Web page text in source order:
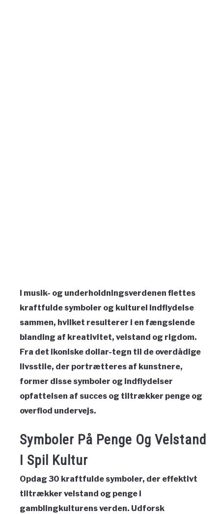
I musik- og underholdningsverdenen flettes
kraftfulde symboler og kulturel indflydelse
sammen, hvilket resulterer i en fængslende
blanding af kreativitet, velstand og rigdom.
Fra det ikoniske dollar-tegn til de overdådige
livsstile, der portrætteres af kunstnere,
former disse symboler og indflydelser
opfattelsen af succes og tiltrækker penge og
overflod undervejs.
Symboler På Penge Og Velstand
I Spil Kultur
Opdag 30 kraftfulde symboler, der effektivt
tiltrækker velstand og penge i
gamblingkulturens verden. Udforsk